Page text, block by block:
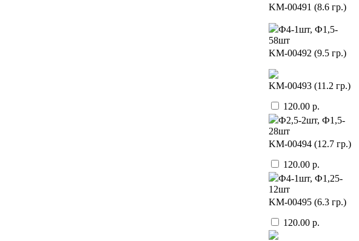
KМ-00491 (8.6 гр.)
Ф4-1шт, Ф1,5-
58шт
KМ-00492 (9.5 гр.)
KМ-00493 (11.2 гр.)
120.00 р.
Ф2,5-2шт, Ф1,5-
28шт
KМ-00494 (12.7 гр.)
120.00 р.
Ф4-1шт, Ф1,25-
12шт
KМ-00495 (6.3 гр.)
120.00 р.